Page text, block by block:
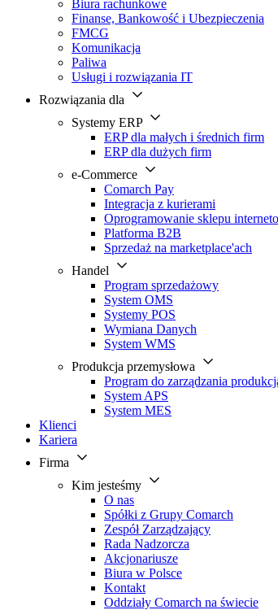
Biura rachunkowe
Finanse, Bankowość i Ubezpieczenia
FMCG
Komunikacja
Paliwa
Usługi i rozwiązania IT
Rozwiązania dla
Systemy ERP
ERP dla małych i średnich firm
ERP dla dużych firm
e-Commerce
Comarch Pay
Integracja z kurierami
Oprogramowanie sklepu
Platforma B2B
Sprzedaż na marketplace'ach
Handel
Program sprzedażowy
System OMS
Systemy POS
Wymiana Danych
System WMS
Produkcja przemysłowa
Program do zarządzania
System APS
System MES
Klienci
Kariera
Firma
Kim jesteśmy
O nas
Spółki z Grupy Comarch
Zespół Zarządzający
Rada Nadzorcza
Akcjonariusze
Biura w Polsce
Kontakt
Oddziały Comarch na świecie